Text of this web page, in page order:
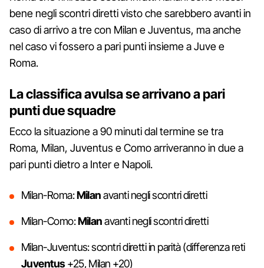
bene negli scontri diretti visto che sarebbero avanti in
caso di arrivo a tre con Milan e Juventus, ma anche
nel caso vi fossero a pari punti insieme a Juve e
Roma.
La classifica avulsa se arrivano a pari
punti due squadre
Ecco la situazione a 90 minuti dal termine se tra
Roma, Milan, Juventus e Como arriveranno in due a
pari punti dietro a Inter e Napoli.
Milan-Roma:Milanavanti negli scontri diretti
Milan-Como:Milanavanti negli scontri diretti
Milan-Juventus: scontri diretti in parità (differenza reti
Juventus+25, Milan +20)